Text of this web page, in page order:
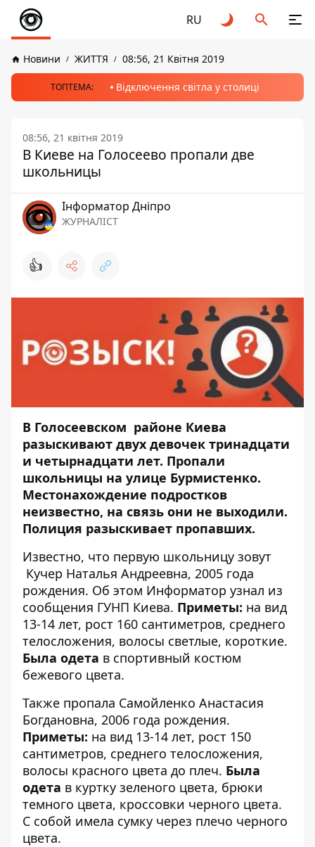
RU
Новини ЖИТТЯ 08:56, 21 Квітня 2019
ТОПТЕМА: Відключення світла у столиці
08:56, 21 квітня 2019
В Киеве на Голосеево пропали две
школьницы
Інформатор Дніпро
ЖУРНАЛІСТ
👍
В Голосеевском районе Киева
разыскивают двух девочек тринадцати
и четырнадцати лет. Пропали
школьницы на улице Бурмистенко.
Местонахождение подростков
неизвестно, на связь они не выходили.
Полиция разыскивает пропавших.
Известно, что первую школьницу зовут
Кучер Наталья Андреевна, 2005 года
рождения. Об этом Информатор узнал из
сообщения ГУНП Киева. Приметы: на вид
13-14 лет, рост 160 сантиметров, среднего
телосложения, волосы светлые, короткие.
Была одета в спортивный костюм
бежевого цвета.
Также пропала Самойленко Анастасия
Богдановна, 2006 года рождения.
Приметы: на вид 13-14 лет, рост 150
сантиметров, среднего телосложения,
волосы красного цвета до плеч. Была
одета в куртку зеленого цвета, брюки
темного цвета, кроссовки черного цвета.
С собой имела сумку через плечо черного
цвета.